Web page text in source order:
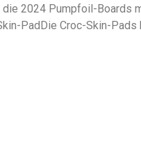
2024 Pumpfoil-Boards
PadDie Croc-Skin-